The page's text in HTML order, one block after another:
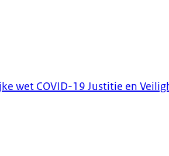
wet COVID-19 Justitie en